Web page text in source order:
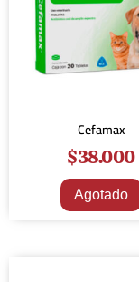
Cefamax
$38.000
Agotado